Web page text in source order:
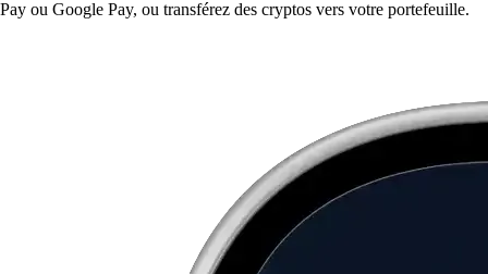
Pay ou Google Pay, ou transférez des cryptos vers votre portefeuille.